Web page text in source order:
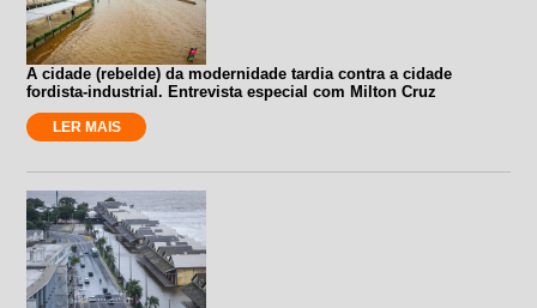
A cidade (rebelde) da modernidade tardia contra a cidade
fordista-industrial. Entrevista especial com Milton Cruz
LER MAIS